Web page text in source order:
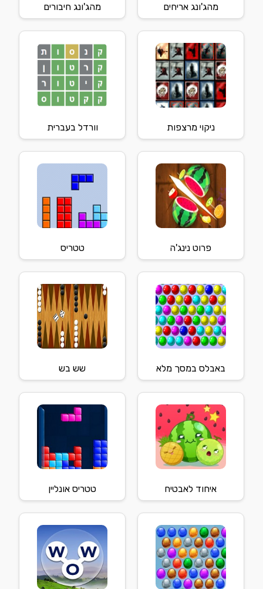
מהג'ונג אריחים מהג'ונג חיבורים
ניקוי מרצפות וורדל בעברית
פרוט נינג'ה טטריס
באבלס במסך מלא שש בש
איחוד לאבטיח טטריס אונליין